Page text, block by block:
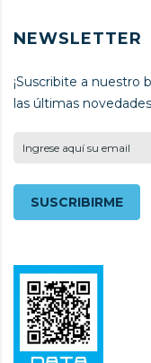
NEWSLETTER
¡Suscribite a nuestro
las últimas